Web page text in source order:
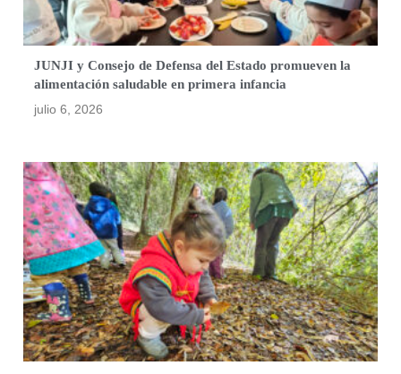
JUNJI y Consejo de Defensa del Estado promueven la
alimentación saludable en primera infancia
julio 6, 2026